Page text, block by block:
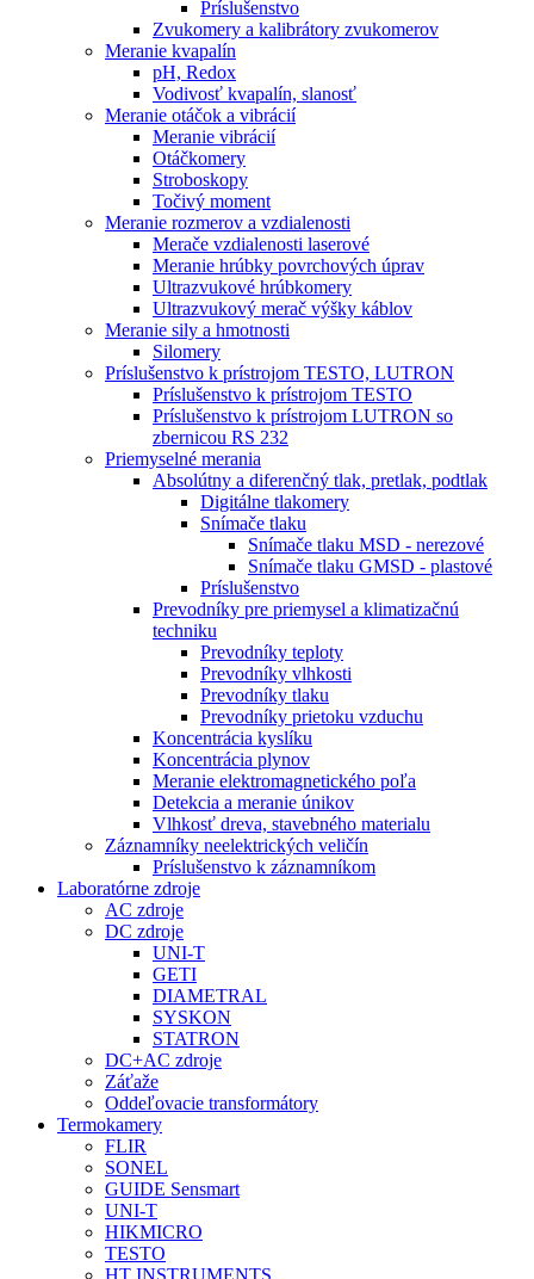
Príslušenstvo
Zvukomery a kalibrátory zvukomerov
Meranie kvapalín
pH, Redox
Vodivosť kvapalín, slanosť
Meranie otáčok a vibrácií
Meranie vibrácií
Otáčkomery
Stroboskopy
Točivý moment
Meranie rozmerov a vzdialenosti
Merače vzdialenosti laserové
Meranie hrúbky povrchových úprav
Ultrazvukové hrúbkomery
Ultrazvukový merač výšky káblov
Meranie sily a hmotnosti
Silomery
Príslušenstvo k prístrojom TESTO, LUTRON
Príslušenstvo k prístrojom TESTO
Príslušenstvo k prístrojom LUTRON so
zbernicou RS 232
Priemyselné merania
Absolútny a diferenčný tlak, pretlak, podtlak
Digitálne tlakomery
Snímače tlaku
Snímače tlaku MSD - nerezové
Snímače tlaku GMSD - plastové
Príslušenstvo
Prevodníky pre priemysel a klimatizačnú
techniku
Prevodníky teploty
Prevodníky vlhkosti
Prevodníky tlaku
Prevodníky prietoku vzduchu
Koncentrácia kyslíku
Koncentrácia plynov
Meranie elektromagnetického poľa
Detekcia a meranie únikov
Vlhkosť dreva, stavebného materialu
Záznamníky neelektrických veličín
Príslušenstvo k záznamníkom
Laboratórne zdroje
AC zdroje
DC zdroje
UNI-T
GETI
DIAMETRAL
SYSKON
STATRON
DC+AC zdroje
Záťaže
Oddeľovacie transformátory
Termokamery
FLIR
SONEL
GUIDE Sensmart
UNI-T
HIKMICRO
TESTO
HT INSTRUMENTS